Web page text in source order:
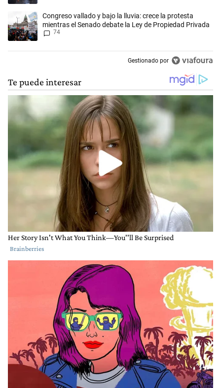
Un artículo de tendencia con el título "Congreso vallado y bajo la
Congreso vallado y bajo la lluvia: crece la protesta
mientras el Senado debate la Ley de Propiedad Privada
74
Gestionado por